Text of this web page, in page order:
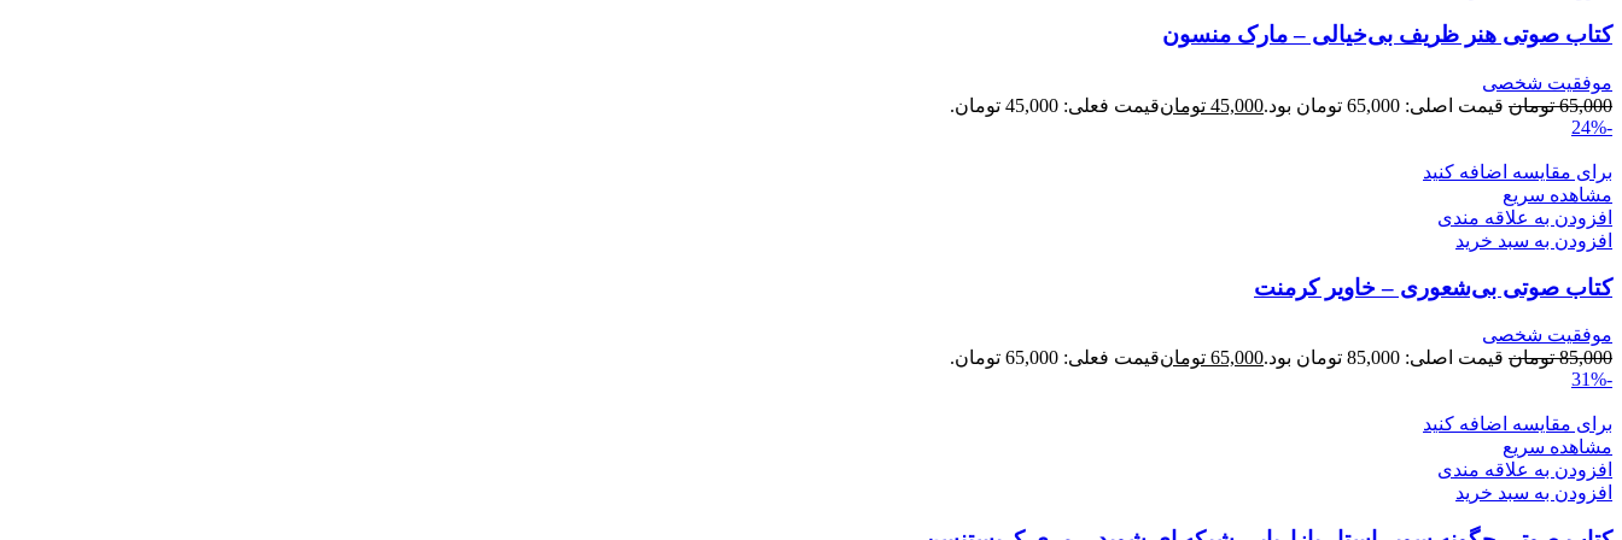
کتاب صوتی هنر ظریف بی‌خیالی – مارک منسون
موفقیت شخصی
65,000 تومان قیمت اصلی: 65,000 تومان بود. 45,000 تومانقیمت فعلی: 45,000 تومان.
-24%
برای مقایسه اضافه کنید
مشاهده سریع
افزودن به علاقه مندی
افزودن به سبد خرید
کتاب صوتی بی‌شعوری – خاویر کرمنت
موفقیت شخصی
85,000 تومان قیمت اصلی: 85,000 تومان بود. 65,000 تومانقیمت فعلی: 65,000 تومان.
-31%
برای مقایسه اضافه کنید
مشاهده سریع
افزودن به علاقه مندی
افزودن به سبد خرید